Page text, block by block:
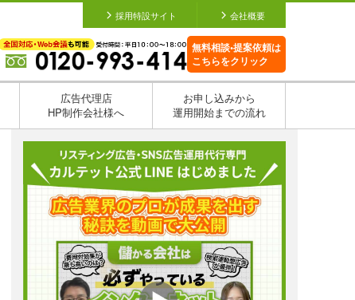
採用特設サイト 会社概要
無料相談•提案依頼は
こちらをクリック
広告代理店
HP制作会社様へ
お申し込みから
運用開始までの流れ